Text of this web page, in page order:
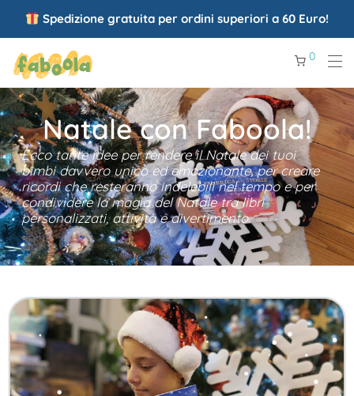
Spedizione gratuita per ordini superiori a 60 Euro!
0
Natale con Faboola!
Ecco tante idee per rendere il Natale dei tuoi
bimbi davvero unico ed emozionante, per creare
ricordi che resteranno indelebili nel tempo e per
condividere la magia del Natale tra libri
personalizzati, attività e divertimento.